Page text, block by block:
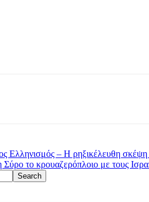
Ελληνισμός – Η ρηξικέλευθη
το κρουαζερόπλοιο με τους